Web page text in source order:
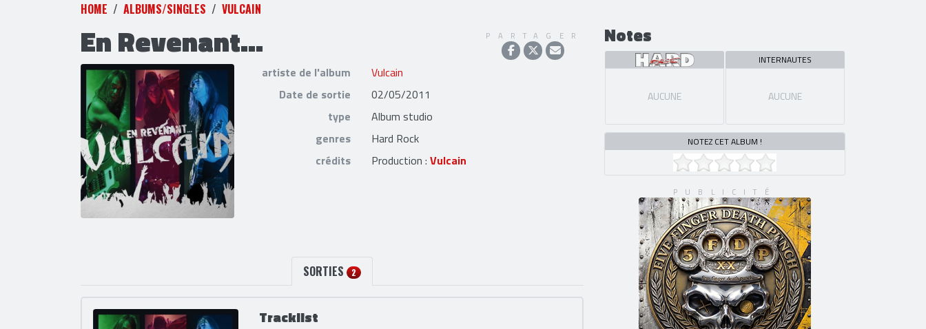
HOME ALBUMS/SINGLES VULCAIN
En Revenant... PARTAGER
artiste de l'album
Vulcain
Date de sortie
02/05/2011
type
Album studio
genres
Hard Rock
crédits
Production :Vulcain
SORTIES 2
Tracklist
Notes
AUCUNE
INTERNAUTES
AUCUNE
NOTEZ CET ALBUM !